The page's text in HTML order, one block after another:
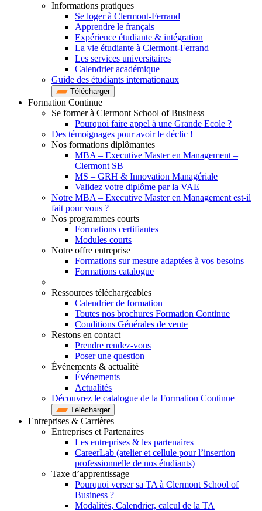
Informations pratiques
Se loger à Clermont-Ferrand
Apprendre le français
Expérience étudiante & intégration
La vie étudiante à Clermont-Ferrand
Les services universitaires
Calendrier académique
Guide des étudiants internationaux
Télécharger
Formation Continue
Se former à Clermont School of Business
Pourquoi faire appel à une Grande Ecole ?
Des témoignages pour avoir le déclic !
Nos formations diplômantes
MBA – Executive Master en Management –
Clermont SB
MS – GRH & Innovation Managériale
Validez votre diplôme par la VAE
Notre MBA – Executive Master en Management est-il
fait pour vous ?
Nos programmes courts
Formations certifiantes
Modules courts
Notre offre entreprise
Formations sur mesure adaptées à vos besoins
Formations catalogue
Ressources téléchargeables
Calendrier de formation
Toutes nos brochures Formation Continue
Conditions Générales de vente
Restons en contact
Prendre rendez-vous
Poser une question
Événements & actualité
Événements
Actualités
Découvrez le catalogue de la Formation Continue
Télécharger
Entreprises & Carrières
Entreprises et Partenaires
Les entreprises & les partenaires
CareerLab (atelier et cellule pour l’insertion
professionnelle de nos étudiants)
Taxe d’apprentissage
Pourquoi verser sa TA à Clermont School of
Business ?
Modalités, Calendrier, calcul de la TA